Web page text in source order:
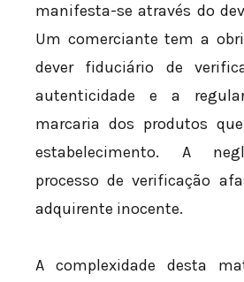
manifesta-se através do
Um comerciante tem a
dever fiduciário de
autenticidade e a
marcaria dos produtos
estabelecimento. A
processo de verificação
adquirente inocente.
A complexidade desta